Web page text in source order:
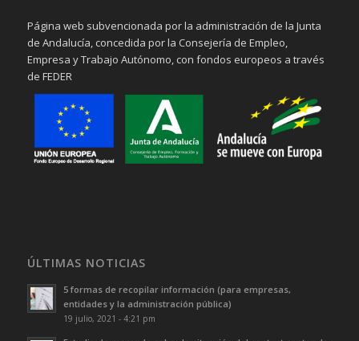
Página web subvencionada por la administración de la Junta
de Andalucía, concedida por la Consejería de Empleo,
Empresa y Trabajo Autónomo, con fondos europeos a través
de FEDER
ÚLTIMAS NOTICIAS
5 formas de recopilar información (para empresas,
entidades y la administración pública)
19 julio, 2021 - 4:21 pm